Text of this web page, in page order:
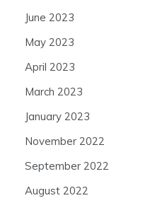
June 2023
May 2023
April 2023
March 2023
January 2023
November 2022
September 2022
August 2022